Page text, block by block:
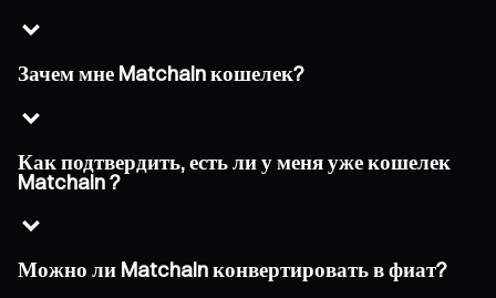
Зачем мне Matchain кошелек?
Как подтвердить, есть ли у меня уже кошелек
Matchain ?
Можно ли Matchain конвертировать в фиат?